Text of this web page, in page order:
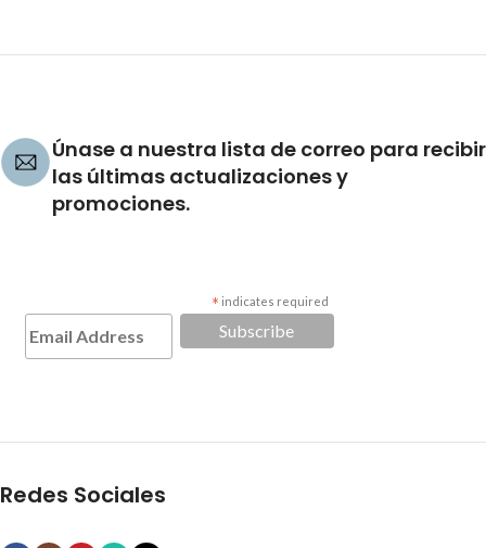
Únase a nuestra lista de correo para recibir
las últimas actualizaciones y
promociones.
* indicates required
Redes Sociales